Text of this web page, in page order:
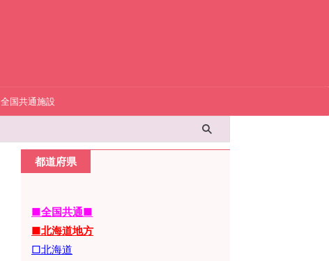
全国共通施設
都道府県
■全国共通■
■北海道地方
□北海道